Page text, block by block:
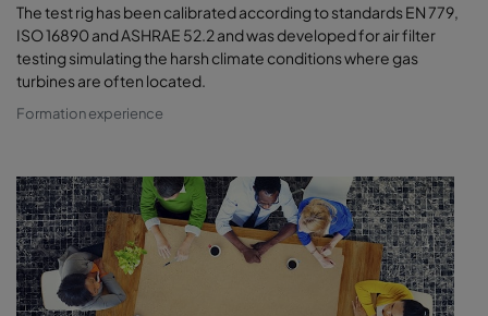
The test rig has been calibrated according to standards EN 779,
ISO 16890 and ASHRAE 52.2 and was developed for air filter
testing simulating the harsh climate conditions where gas
turbines are often located.
Formation experience